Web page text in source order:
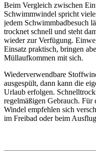
Beim Vergleich zwischen
Schwimmwindel spricht
jedem Schwimmbadbesuch
trocknet schnell und steht
wieder zur Verfügung.
Einsatz praktisch, bringen
Müllaufkommen mit sich.
Wiederverwendbare
ausgespült, dann kann die
Urlaub erfolgen.
regelmäßigen Gebrauch. Für
Windel empfehlen sich
im Freibad oder beim